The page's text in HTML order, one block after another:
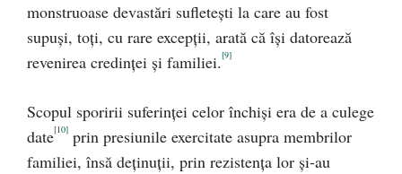
monstruoase devastări sufleteşti la care au fost
supuşi, toţi, cu rare excepţii, arată că îşi datorează
revenirea credinţei şi familiei.[9]
Scopul sporirii suferinţei celor închişi era de a culege
date[10] prin presiunile exercitate asupra membrilor
familiei, însă deţinuţii, prin rezistenţa lor şi-au